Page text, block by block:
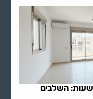
הכינו דירה מוכנה למסירה ב-48 שעות: השלבים